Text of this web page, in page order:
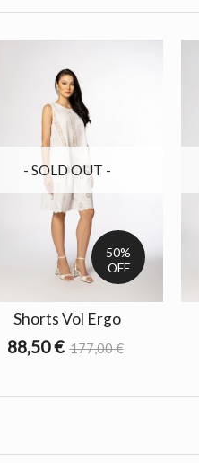
50%
OFF
- SOLD OUT -
Shorts Vol Ergo
88,50 € 177,00 €